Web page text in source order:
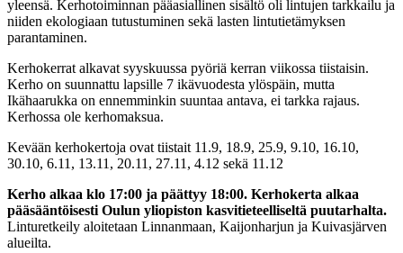
yleensä. Kerhotoiminnan pääasiallinen sisältö oli lintujen tarkkailu ja
niiden ekologiaan tutustuminen sekä lasten lintutietämyksen
parantaminen.
Kerhokerrat alkavat syyskuussa pyöriä kerran viikossa tiistaisin.
Kerho on suunnattu lapsille 7 ikävuodesta ylöspäin, mutta
Ikähaarukka on ennemminkin suuntaa antava, ei tarkka rajaus.
Kerhossa ole kerhomaksua.
Kevään kerhokertoja ovat tiistait 11.9, 18.9, 25.9, 9.10, 16.10,
30.10, 6.11, 13.11, 20.11, 27.11, 4.12 sekä 11.12
Kerho alkaa klo 17:00 ja päättyy 18:00. Kerhokerta alkaa
pääsääntöisesti Oulun yliopiston kasvitieteelliseltä puutarhalta.
Linturetkeily aloitetaan Linnanmaan, Kaijonharjun ja Kuivasjärven
alueilta.